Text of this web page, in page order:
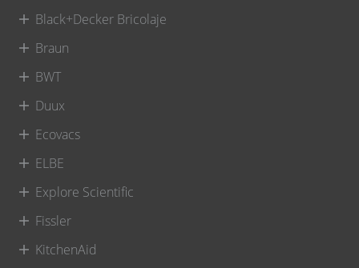
Black+Decker Bricolaje
Braun
BWT
Duux
Ecovacs
ELBE
Explore Scientific
Fissler
KitchenAid